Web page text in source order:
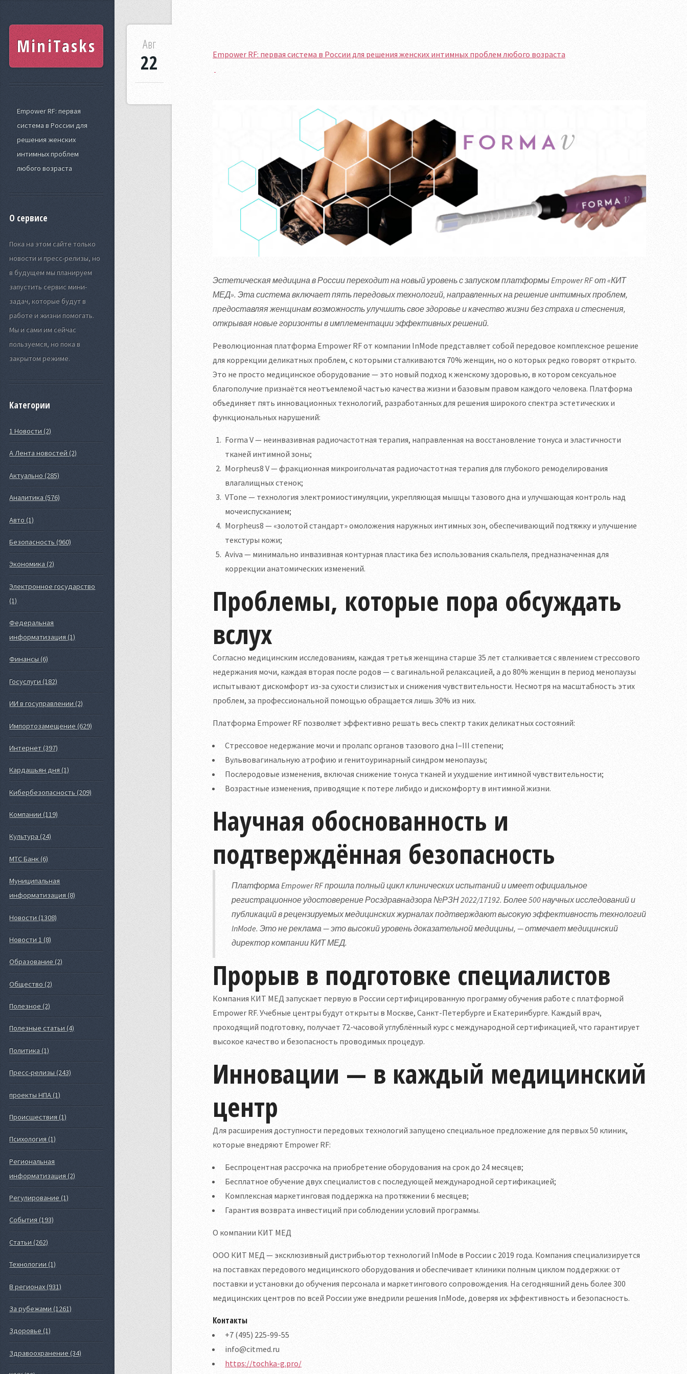
MiniTasks
Empower RF: первая
система в России для
решения женских
интимных проблем
любого возраста
О сервисе
Пока на этом сайте только
новости и пресс-релизы, но
в будущем мы планируем
запустить сервис мини-
задач, которые будут в
работе и жизни помогать.
Мы и сами им сейчас
пользуемся, но пока в
закрытом режиме.
Категории
1 Новости (2)
А Лента новостей (2)
Актуально (285)
Аналитика (576)
Авто (1)
Безопасность (960)
Экономика (2)
Электронное государство
(1)
Федеральная
информатизация (1)
Финансы (6)
Госуслуги (182)
ИИ в госуправлении (2)
Импортозамещение (629)
Интернет (397)
Кардашьян дня (1)
Кибербезопасность (209)
Компании (119)
Культура (24)
МТС Банк (6)
Муниципальная
информатизация (8)
Новости (1308)
Новости 1 (8)
Образование (2)
Общество (2)
Полезное (2)
Полезные статьи (4)
Политика (1)
Пресс-релизы (243)
проекты НПА (1)
Происшествия (1)
Психология (1)
Региональная
информатизация (2)
Регулирование (1)
События (193)
Статьи (262)
Технологии (1)
В регионах (931)
За рубежами (1261)
Здоровье (1)
Здравоохранение (34)
Empower RF: первая система в России для решения женских интимных проблем любого возраста
Авг
22
Эстетическая медицина в России переходит на новый уровень с запуском платформы Empower RF от «КИТ
МЕД». Эта система включает пять передовых технологий, направленных на решение интимных проблем,
предоставляя женщинам возможность улучшить свое здоровье и качество жизни без страха и стеснения,
открывая новые горизонты в имплементации эффективных решений.
Революционная платформа Empower RF от компании InMode представляет собой передовое комплексное решение
для коррекции деликатных проблем, с которыми сталкиваются 70% женщин, но о которых редко говорят открыто.
Это не просто медицинское оборудование — это новый подход к женскому здоровью, в котором сексуальное
благополучие признаётся неотъемлемой частью качества жизни и базовым правом каждого человека. Платформа
объединяет пять инновационных технологий, разработанных для решения широкого спектра эстетических и
функциональных нарушений:
Forma V — неинвазивная радиочастотная терапия, направленная на восстановление тонуса и эластичности
тканей интимной зоны;
Morpheus8 V — фракционная микроигольчатая радиочастотная терапия для глубокого ремоделирования
влагалищных стенок;
VTone — технология электромиостимуляции, укрепляющая мышцы тазового дна и улучшающая контроль над
мочеиспусканием;
Morpheus8 — «золотой стандарт» омоложения наружных интимных зон, обеспечивающий подтяжку и улучшение
текстуры кожи;
Aviva — минимально инвазивная контурная пластика без использования скальпеля, предназначенная для
коррекции анатомических изменений.
Проблемы, которые пора обсуждать
вслух
Согласно медицинским исследованиям, каждая третья женщина старше 35 лет сталкивается с явлением стрессового
недержания мочи, каждая вторая после родов — с вагинальной релаксацией, а до 80% женщин в период менопаузы
испытывают дискомфорт из-за сухости слизистых и снижения чувствительности. Несмотря на масштабность этих
проблем, за профессиональной помощью обращается лишь 30% из них.
Платформа Empower RF позволяет эффективно решать весь спектр таких деликатных состояний:
Стрессовое недержание мочи и пролапс органов тазового дна I–III степени;
Вульвовагинальную атрофию и генитоуринарный синдром менопаузы;
Послеродовые изменения, включая снижение тонуса тканей и ухудшение интимной чувствительности;
Возрастные изменения, приводящие к потере либидо и дискомфорту в интимной жизни.
Научная обоснованность и
подтверждённая безопасность
Платформа Empower RF прошла полный цикл клинических испытаний и имеет официальное
регистрационное удостоверение Росздравнадзора №РЗН 2022/17192. Более 500 научных исследований и
публикаций в рецензируемых медицинских журналах подтверждают высокую эффективность технологий
InMode. Это не реклама — это высокий уровень доказательной медицины, — отмечает медицинский
директор компании КИТ МЕД.
Прорыв в подготовке специалистов
Компания КИТ МЕД запускает первую в России сертифицированную программу обучения работе с платформой
Empower RF. Учебные центры будут открыты в Москве, Санкт-Петербурге и Екатеринбурге. Каждый врач,
проходящий подготовку, получает 72-часовой углублённый курс с международной сертификацией, что гарантирует
высокое качество и безопасность проводимых процедур.
Инновации — в каждый медицинский
центр
Для расширения доступности передовых технологий запущено специальное предложение для первых 50 клиник,
которые внедряют Empower RF:
Беспроцентная рассрочка на приобретение оборудования на срок до 24 месяцев;
Бесплатное обучение двух специалистов с последующей международной сертификацией;
Комплексная маркетинговая поддержка на протяжении 6 месяцев;
Гарантия возврата инвестиций при соблюдении условий программы.
О компании КИТ МЕД
ООО КИТ МЕД — эксклюзивный дистрибьютор технологий InMode в России с 2019 года. Компания специализируется
на поставках передового медицинского оборудования и обеспечивает клиники полным циклом поддержки: от
поставки и установки до обучения персонала и маркетингового сопровождения. На сегодняшний день более 300
медицинских центров по всей России уже внедрили решения InMode, доверяя их эффективность и безопасность.
Контакты
+7 (495) 225-99-55
info@citmed.ru
https://tochka-g.pro/